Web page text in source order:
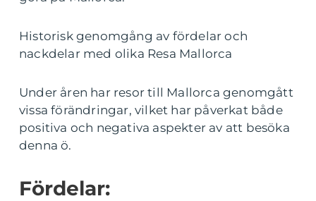
Historisk genomgång av fördelar och
nackdelar med olika Resa Mallorca
Under åren har resor till Mallorca genomgått
vissa förändringar, vilket har påverkat både
positiva och negativa aspekter av att besöka
denna ö.
Fördelar: